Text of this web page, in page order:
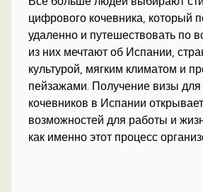
цифрового кочевника, который
удаленно и путешествовать по
из них мечтают об Испании,
культурой, мягким климатом и
пейзажами. Получение визы
кочевников в Испании
возможностей для работы и
как именно этот процесс